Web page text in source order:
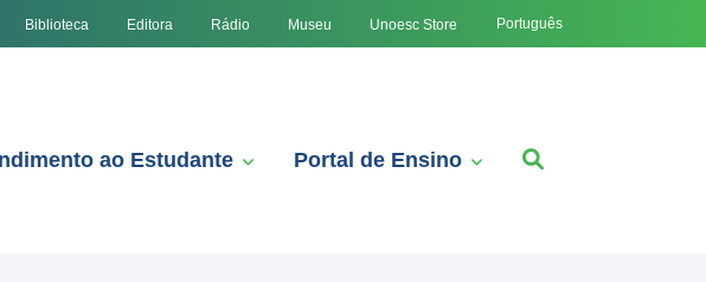
Biblioteca Editora Rádio Museu Unoesc Store Português
ao Estudante Portal de Ensino